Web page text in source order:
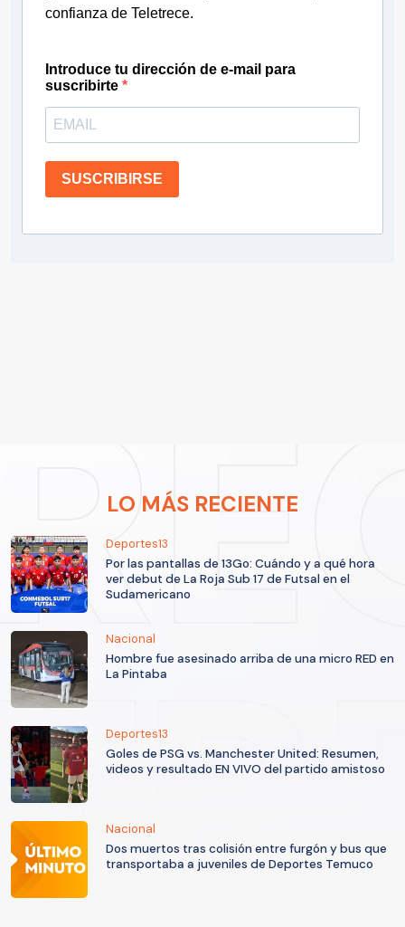
confianza de Teletrece.
Introduce tu dirección de e-mail para
suscribirte
SUSCRIBIRSE
LO MÁS RECIENTE
Deportes13
Por las pantallas de 13Go: Cuándo y a qué hora
ver debut de La Roja Sub 17 de Futsal en el
Sudamericano
Nacional
Hombre fue asesinado arriba de una micro RED en
La Pintaba
Deportes13
Goles de PSG vs. Manchester United: Resumen,
videos y resultado EN VIVO del partido amistoso
Nacional
Dos muertos tras colisión entre furgón y bus que
transportaba a juveniles de Deportes Temuco